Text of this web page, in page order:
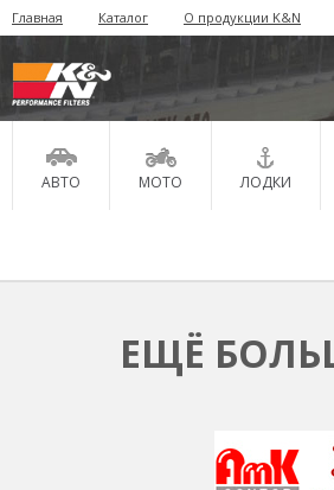
Главная Каталог О продукции K&N
АВТО МОТО ЛОДКИ
ЕЩЁ